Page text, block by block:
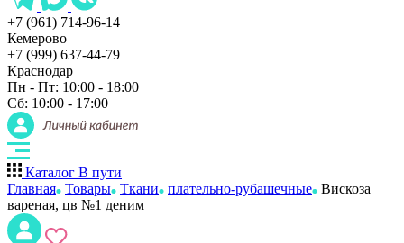
+7 (961) 714-96-14
Кемерово
+7 (999) 637-44-79
Краснодар
Пн - Пт: 10:00 - 18:00
Сб: 10:00 - 17:00
Каталог В пути
Главная Товары Ткани плательно-рубашечные Вискоза
вареная, цв №1 деним